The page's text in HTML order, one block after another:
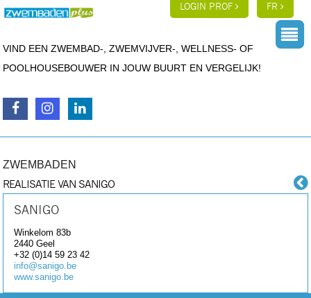
LOGIN PROF FR
VIND EEN ZWEMBAD-, ZWEMVIJVER-, WELLNESS- OF
POOLHOUSEBOUWER IN JOUW BUURT EN VERGELIJK!
ZWEMBADEN
REALISATIE VAN SANIGO
SANIGO
Winkelom 83b
2440 Geel
+32 (0)14 59 23 42
info@sanigo.be
www.sanigo.be